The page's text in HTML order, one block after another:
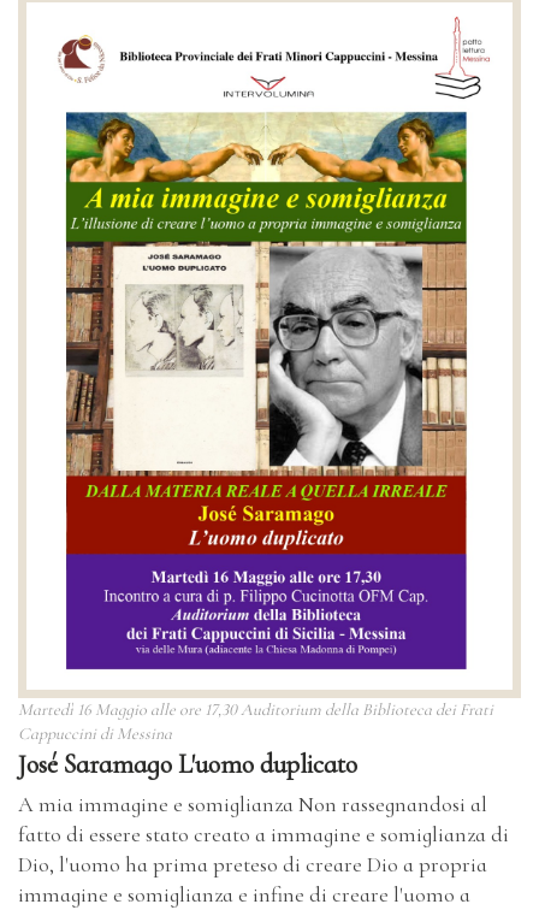
Martedì 16 Maggio alle ore 17,30 Auditorium della Biblioteca dei Frati
Cappuccini di Messina
José Saramago L'uomo duplicato
A mia immagine e somiglianza Non rassegnandosi al
fatto di essere stato creato a immagine e somiglianza di
Dio, l'uomo ha prima preteso di creare Dio a propria
immagine e somiglianza e infine di creare l'uomo a